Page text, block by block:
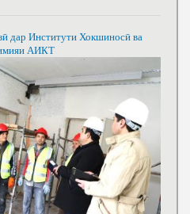
дар Институти Хокшиносӣ ва
АИКТ